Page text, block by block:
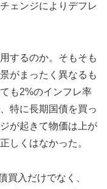
ェンジによりデフレ
するのか。そもそも
がまったく異なるも
も2%のインフレ率
特に長期国債を買っ
が起きて物価は上が
しくはなかった。
買入だけでなく、